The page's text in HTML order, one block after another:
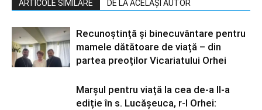
ARTICOLE SIMILARE DE LA ACELAȘI AUTOR
Recunoștință și binecuvântare pentru
mamele dătătoare de viață – din
partea preoților Vicariatului Orhei
Marșul pentru viață la cea de-a II-a
ediție în s. Lucășeuca, r-l Orhei: